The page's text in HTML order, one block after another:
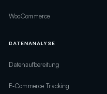
WooCommerce
DATENANALYSE
Datenaufbereitung
E-Commerce Tracking